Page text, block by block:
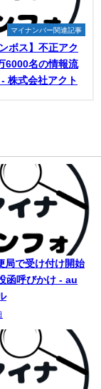
マイナンバー関連記事
ボス】不正アク
6000名の情報流
株式会社アクト
局で受け付け開始
函呼びかけ - au